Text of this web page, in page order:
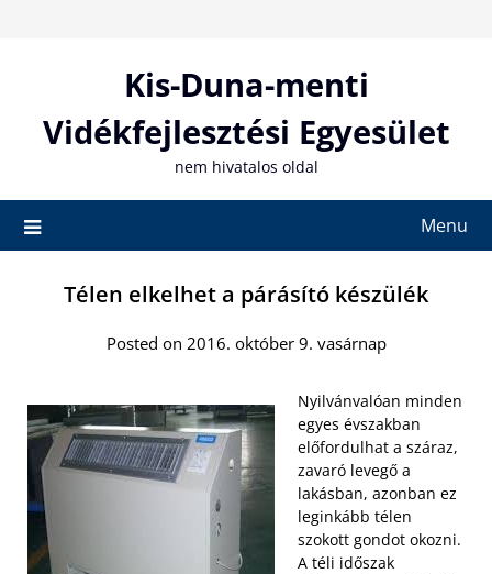
Kis-Duna-menti
Vidékfejlesztési Egyesület
nem hivatalos oldal
Menu
Télen elkelhet a párásító készülék
Posted on 2016. október 9. vasárnap
Nyilvánvalóan minden
egyes évszakban
előfordulhat a száraz,
zavaró levegő a
lakásban, azonban ez
leginkább télen
szokott gondot okozni.
A téli időszak